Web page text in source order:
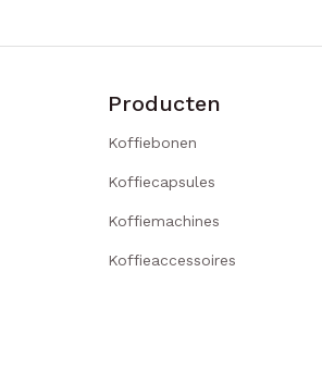
Producten
Koffiebonen
Koffiecapsules
Koffiemachines
Koffieaccessoires